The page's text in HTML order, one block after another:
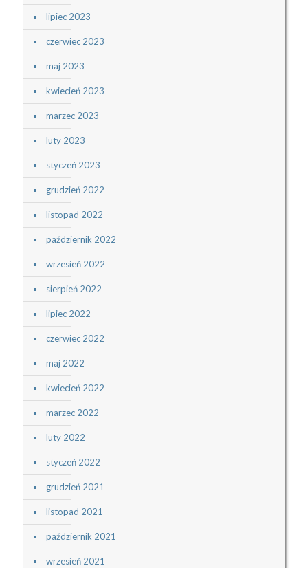
lipiec 2023
czerwiec 2023
maj 2023
kwiecień 2023
marzec 2023
luty 2023
styczeń 2023
grudzień 2022
listopad 2022
październik 2022
wrzesień 2022
sierpień 2022
lipiec 2022
czerwiec 2022
maj 2022
kwiecień 2022
marzec 2022
luty 2022
styczeń 2022
grudzień 2021
listopad 2021
październik 2021
wrzesień 2021